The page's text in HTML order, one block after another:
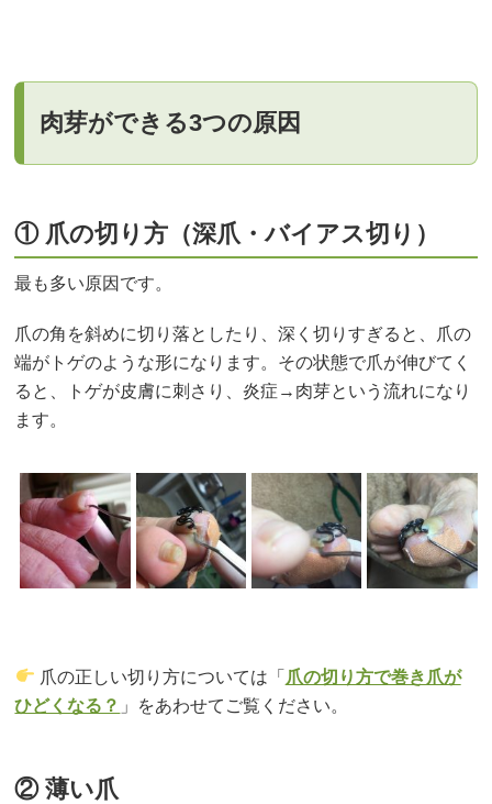
肉芽ができる3つの原因
① 爪の切り方（深爪・バイアス切り）
最も多い原因です。
爪の角を斜めに切り落としたり、深く切りすぎると、爪の
端がトゲのような形になります。その状態で爪が伸びてく
ると、トゲが皮膚に刺さり、炎症→肉芽という流れになり
ます。
爪の正しい切り方については「 爪の切り方で巻き爪が
ひどくなる？ 」をあわせてご覧ください。
② 薄い爪